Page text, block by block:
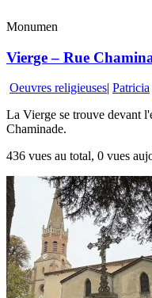
Monumen
Vierge – Rue
Oeuvres religieuses Patricia
La Vierge se trouve devant
Chaminade.
436 vues au total, 0 vues